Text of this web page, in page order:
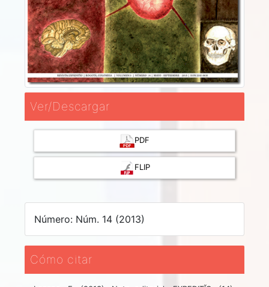
Ver/Descargar
PDF
FLIP
Número: Núm. 14 (2013)
Cómo citar